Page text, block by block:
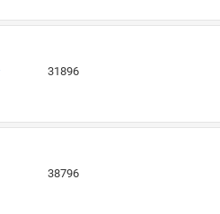
31896
38796